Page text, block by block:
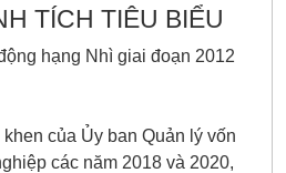
TÍCH TIÊU BIỂU
hạng Nhì giai đoạn 2012
của Ủy ban Quản lý vốn
các năm 2018 và 2020,